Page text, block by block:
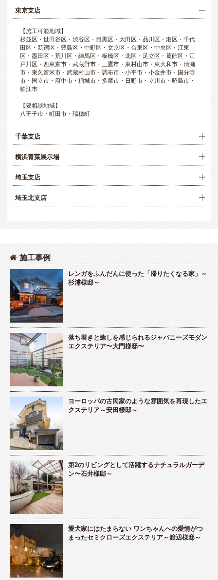
東京支店
【施工可能地域】
杉並区・世田谷区・渋谷区・目黒区・大田区・品川区・港区・千代
田区・新宿区・豊島区・中野区・文京区・台東区・中央区・江東
区・墨田区・荒川区・練馬区・板橋区・北区・足立区・葛飾区・江
戸川区・西東京市・武蔵野市・三鷹市・東村山市・東大和市・清瀬
市・東久留米市・武蔵村山市・調布市・小平市・小金井市・国分寺
市・国立市・府中市・稲城市・多摩市・日野市・立川市・昭島市・
狛江市
【要相談地域】
八王子市・町田市・瑞穂町
千葉支店
横浜青葉展示場
埼玉支店
埼玉北支店
施工事例
レンガをふんだんに使った「帰りたくなる家」～
杉浦様邸～
落ち着きと癒しを感じられるジャパニーズモダン
エクステリア〜大門様邸〜
ヨーロッパの古民家のような雰囲気を再現したエ
クステリア～安田様邸～
第2のリビングとして活躍するナチュラルガーデ
ン〜石井様邸～
愛犬家にはたまらない ワンちゃんへの愛情がつ
まったセミクローズエクステリア～渡辺様邸～